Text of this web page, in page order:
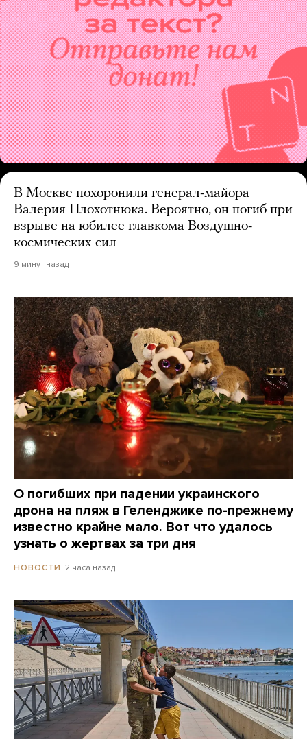
В Москве похоронили генерал-майора
Валерия Плохотнюка. Вероятно, он погиб при
взрыве на юбилее главкома Воздушно-
космических сил
9 минут назад
О погибших при падении украинского
дрона на пляж в Геленджике по-прежнему
известно крайне мало. Вот что удалось
узнать о жертвах за три дня
НОВОСТИ 2 часа назад